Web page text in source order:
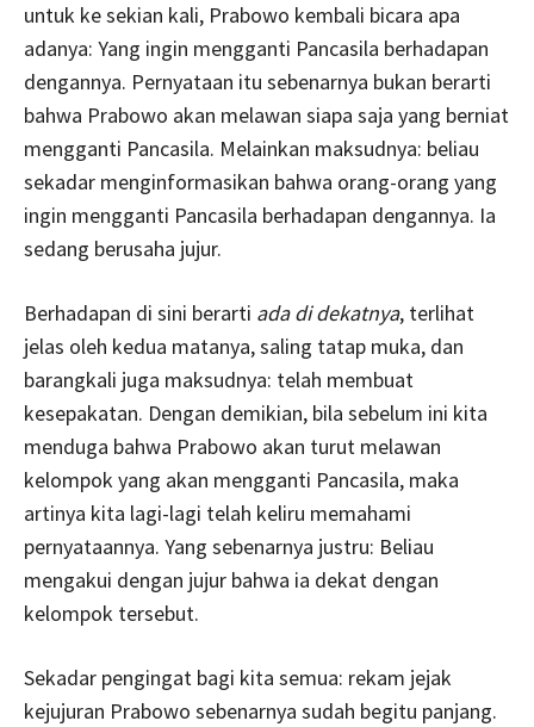
untuk ke sekian kali, Prabowo kembali bicara apa
adanya: Yang ingin mengganti Pancasila berhadapan
dengannya. Pernyataan itu sebenarnya bukan berarti
bahwa Prabowo akan melawan siapa saja yang berniat
mengganti Pancasila. Melainkan maksudnya: beliau
sekadar menginformasikan bahwa orang-orang yang
ingin mengganti Pancasila berhadapan dengannya. Ia
sedang berusaha jujur.
Berhadapan di sini berarti ada di dekatnya, terlihat
jelas oleh kedua matanya, saling tatap muka, dan
barangkali juga maksudnya: telah membuat
kesepakatan. Dengan demikian, bila sebelum ini kita
menduga bahwa Prabowo akan turut melawan
kelompok yang akan mengganti Pancasila, maka
artinya kita lagi-lagi telah keliru memahami
pernyataannya. Yang sebenarnya justru: Beliau
mengakui dengan jujur bahwa ia dekat dengan
kelompok tersebut.
Sekadar pengingat bagi kita semua: rekam jejak
kejujuran Prabowo sebenarnya sudah begitu panjang.